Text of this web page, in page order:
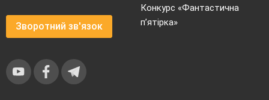
Зворотний зв'язок
Конкурс «Фантастична
п’ятірка»